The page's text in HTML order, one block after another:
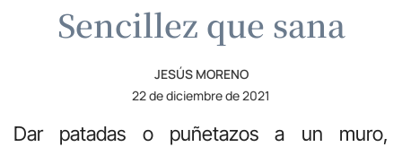
Sencillez que sana
JESÚS MORENO
22 de diciembre de 2021
Dar patadas o puñetazos a un muro,